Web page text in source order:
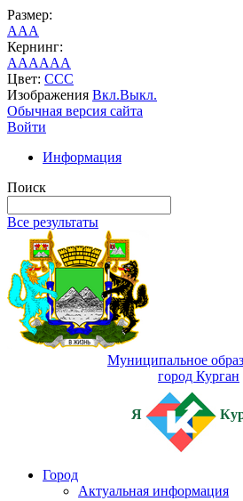
Размер:
AAA
Кернинг:
AAAAAA
Цвет: CCC
Изображения Вкл.Выкл.
Обычная версия сайта
Войти
Информация
Поиск
Все результаты
Муниципальное
город Курган
Я
Город
Актуальная информация